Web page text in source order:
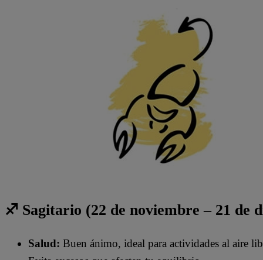
♐ Sagitario (22 de noviembre – 21 de
Salud: Buen ánimo, ideal para actividades al aire